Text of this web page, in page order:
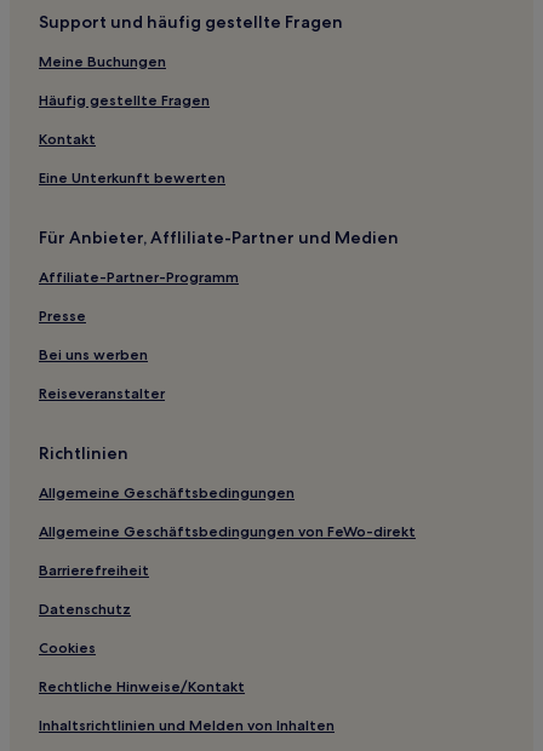
Hotels nahe Tempel Kaiseiji
Tsukaguchi: Hotels
Inami Hotels
Hotels nahe Tempel Hosenbo
4-Sterne-Hotels in Kobe
Support und häufig gestellte Fragen
Meine Buchungen
Häufig gestellte Fragen
Kontakt
Eine Unterkunft bewerten
Für Anbieter, Affliliate-Partner und Medien
Affiliate-Partner-Programm
Presse
Bei uns werben
Reiseveranstalter
Richtlinien
Allgemeine Geschäftsbedingungen
Allgemeine Geschäftsbedingungen von FeWo-direkt
Barrierefreiheit
Datenschutz
Cookies
Rechtliche Hinweise/Kontakt
Inhaltsrichtlinien und Melden von Inhalten